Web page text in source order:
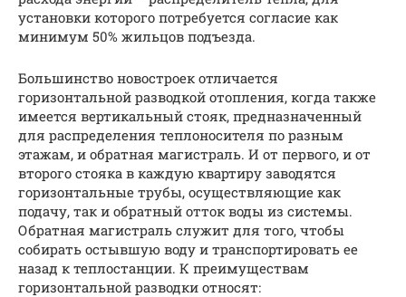
установки которого потребуется согласие как
минимум 50% жильцов подъезда.
Большинство новостроек отличается
горизонтальной разводкой отопления, когда также
имеется вертикальный стояк, предназначенный
для распределения теплоносителя по разным
этажам, и обратная магистраль. И от первого, и от
второго стояка в каждую квартиру заводятся
горизонтальные трубы, осуществляющие как
подачу, так и обратный отток воды из системы.
Обратная магистраль служит для того, чтобы
собирать остывшую воду и транспортировать ее
назад к теплостанции. К преимуществам
горизонтальной разводки относят: